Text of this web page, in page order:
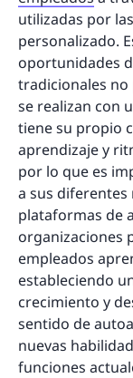
utilizadas por
personalizado.
oportunidades
tradicionales no
se realizan con
tiene su propio
aprendizaje y
por lo que es
a sus diferentes
plataformas de
organizaciones
empleados
estableciendo
crecimiento y
sentido de
nuevas
funciones